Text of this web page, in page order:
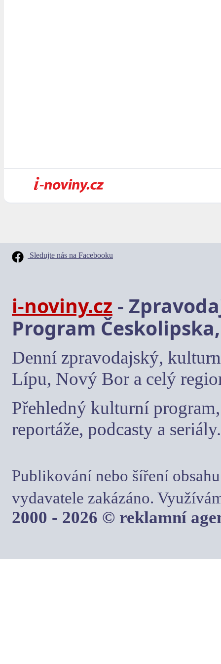
Sledujte nás na Facebooku
i-noviny.cz -
Program
Denní zpravodajský,
Lípu, Nový Bor a celý
Přehledný kulturní
reportáže, podcasty a seriály.
Publikování nebo šíření
vydavatele zakázáno.
2000 - 2026 © reklamní